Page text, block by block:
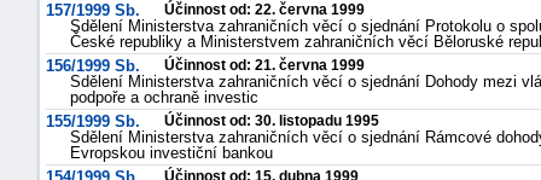
157/1999 Sb.
Účinnost od: 22. června 1999
Sdělení Ministerstva zahraničních věcí o sjednání Protokolu o
České republiky a Ministerstvem zahraničních věcí Běloruské
156/1999 Sb.
Účinnost od: 21. června 1999
Sdělení Ministerstva zahraničních věcí o sjednání Dohody mezi
podpoře a ochraně investic
155/1999 Sb.
Účinnost od: 30. listopadu 1995
Sdělení Ministerstva zahraničních věcí o sjednání Rámcové
Evropskou investiční bankou
Účinnost od: 15. dubna 1999